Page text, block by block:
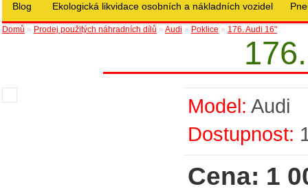
Blog Ekologická likvidace osobních a nákladních vozidel
Domů » Prodej použitých náhradních dílů » Audi » Poklice » 176. Audi 16"
Model: Audi
Dostupnost:
Cena: 1